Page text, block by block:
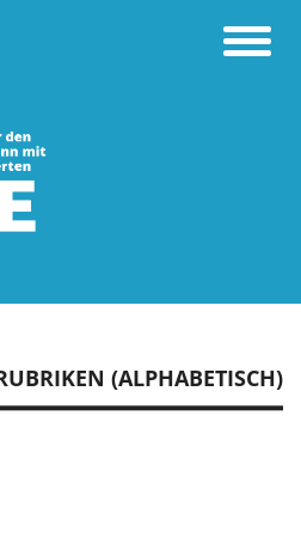
Toggle
(ALPHABETISCH)